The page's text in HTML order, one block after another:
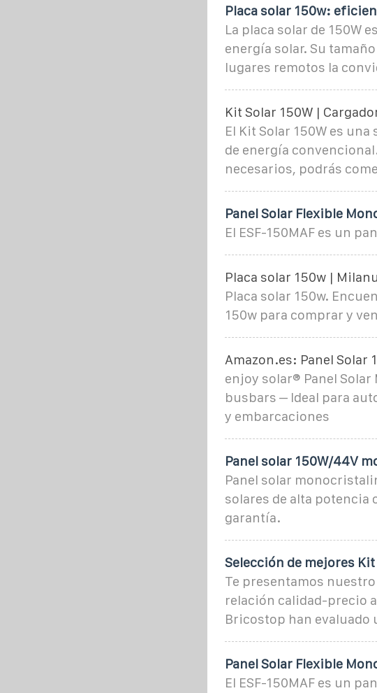
Placa solar 150w:
La placa solar de 150W
energía solar. Su
lugares remotos la
Kit Solar 150W |
El Kit Solar 150W es
de energía
necesarios, podrás
Panel Solar Flexible
El ESF-150MAF es un
Placa solar 150w |
Placa solar 150w.
150w para comprar y
Amazon.es: Panel Solar
enjoy solar® Panel Solar
busbars – Ideal para
y embarcaciones
Panel solar 150W/44V
Panel solar
solares de alta potencia
garantía.
Selección de mejores
Te presentamos
relación calidad-precio
Bricostop han evaluado
Panel Solar Flexible
El ESF-150MAF es un